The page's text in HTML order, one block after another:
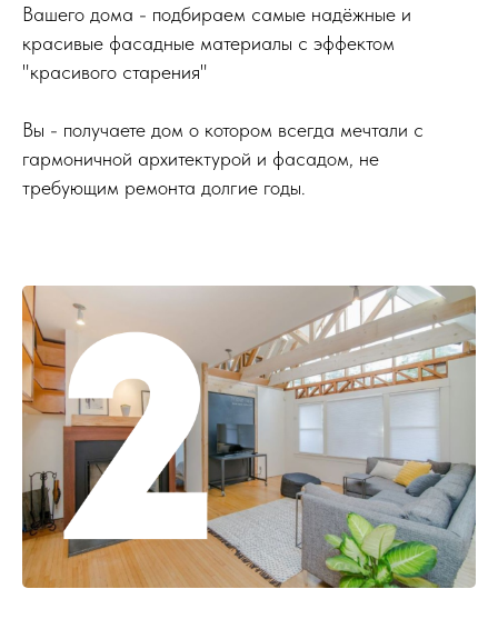
Вашего дома - подбираем самые надёжные и
красивые фасадные материалы с эффектом
"красивого старения"
Вы - получаете дом о котором всегда мечтали с
гармоничной архитектурой и фасадом, не
требующим ремонта долгие годы.